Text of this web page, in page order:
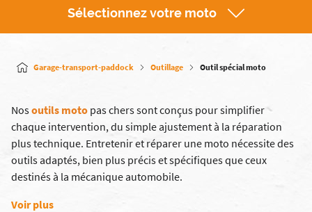
Sélectionnez votre moto
Garage-transport-paddock Outillage Outil spécial moto
Nosoutils moto pas chers sont conçus pour simplifier
chaque intervention, du simple ajustement à la réparation
plus technique. Entretenir et réparer une moto nécessite des
outils adaptés, bien plus précis et spécifiques que ceux
destinés à la mécanique automobile.
Voir plus